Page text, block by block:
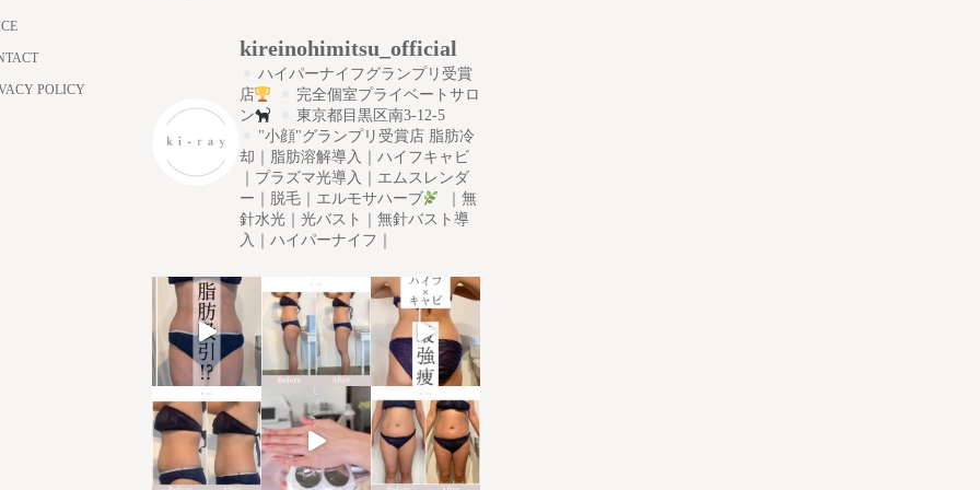
POLICY
kireinohimitsu_official
ハイパーナイフグランプリ受賞
店
完全個室プライベートサロ
ン
東京都目黒区南3-12-5
"小顔"グランプリ受賞店 脂肪冷
却｜脂肪溶解導入｜ハイフキャビ
｜プラズマ光導入｜エムスレンダ
ー｜脱毛｜エルモサハーブ
｜無
針水光｜光バスト｜無針バスト導
入｜ハイパーナイフ｜